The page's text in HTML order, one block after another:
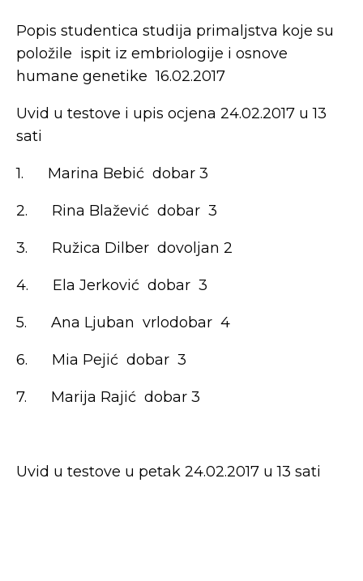
Popis studentica studija primaljstva koje su
položile ispit iz embriologije i osnove
humane genetike 16.02.2017
Uvid u testove i upis ocjena 24.02.2017 u 13
sati
1. Marina Bebić dobar 3
2. Rina Blažević dobar 3
3. Ružica Dilber dovoljan 2
4. Ela Jerković dobar 3
5. Ana Ljuban vrlodobar 4
6. Mia Pejić dobar 3
7. Marija Rajić dobar 3
Uvid u testove u petak 24.02.2017 u 13 sati